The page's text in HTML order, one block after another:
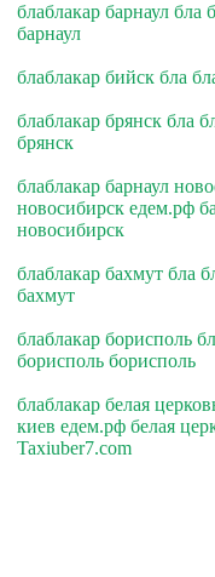
блаблакар барнаул бла
барнаул
блаблакар бийск бла
блаблакар брянск бла
брянск
блаблакар барнаул
новосибирск едем.рф
новосибирск
блаблакар бахмут бла
бахмут
блаблакар борисполь
борисполь борисполь
блаблакар белая
киев едем.рф белая
Taxiuber7.com